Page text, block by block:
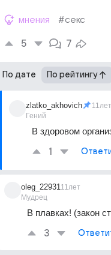
мнения #секс
5 7
По дате По рейтингу
zlatko_akhovich
Гений
11лет
В здоровом
1
oleg_22931
Мудрец
11лет
В плавках! (закон
3